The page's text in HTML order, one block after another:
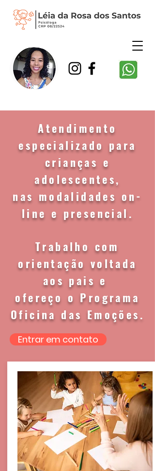
Atendimento
especializado para
crianças e
adolescentes,
nas modalidades on-
line e presencial.
Trabalho com
orientação voltada
aos pais e
ofereço o Programa
Oficina das Emoções.
Entrar em contato